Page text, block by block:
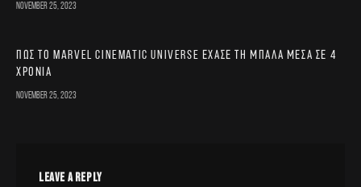
November 25, 2023
Πώς το Marvel Cinematic Universe έχασε τη μπάλα μέσα σε 4
χρόνια
November 25, 2023
LEAVE A REPLY